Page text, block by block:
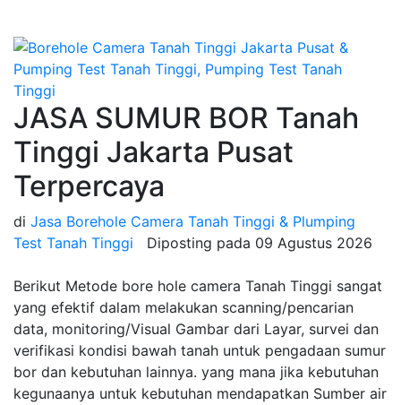
JASA SUMUR BOR Tanah
Tinggi Jakarta Pusat
Terpercaya
di Jasa Borehole Camera Tanah Tinggi & Plumping
Test Tanah Tinggi
Diposting pada 09 Agustus 2026
Berikut Metode bore hole camera Tanah Tinggi sangat
yang efektif dalam melakukan scanning/pencarian
data, monitoring/Visual Gambar dari Layar, survei dan
verifikasi kondisi bawah tanah untuk pengadaan sumur
bor dan kebutuhan lainnya. yang mana jika kebutuhan
kegunaanya untuk kebutuhan mendapatkan Sumber air